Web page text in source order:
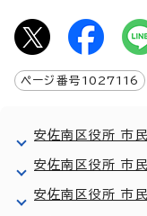
ページ番号 1027116
安佐南区役所 市
安佐南区役所 市
安佐南区役所 市